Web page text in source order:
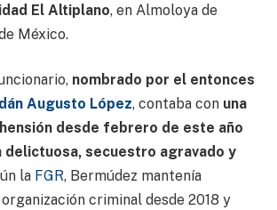
El Altiplano, en Almoloya de
México.
nombrado por el entonces
Augusto López, contaba con una
desde febrero de este año
delictuosa, secuestro agravado y
la FGR, Bermúdez mantenía
criminal desde 2018 y